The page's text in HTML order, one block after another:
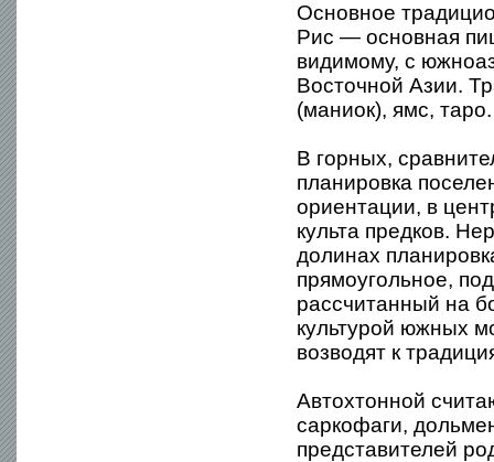
Основное
Рис — основная
видимому, с
Восточной Азии.
(маниок), ямс, таро.
В горных,
планировка
ориентации, в
культа предков.
долинах
прямоугольное,
рассчитанный на
культурой южных
возводят к
Автохтонной
саркофаги,
представителей